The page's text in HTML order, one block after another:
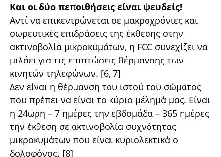
Και οι δύο πεποιθήσεις είναι ψευδείς!
Αντί να επικεντρώνεται σε μακροχρόνιες και
σωρευτικές επιδράσεις της έκθεσης στην
ακτινοβολία μικροκυμάτων, η FCC συνεχίζει να
μιλάει για τις επιπτώσεις θέρμανσης των
κινητών τηλεφώνων. [6, 7]
Δεν είναι η θέρμανση του ιστού του σώματος
που πρέπει να είναι το κύριο μέλημά μας. Είναι
η 24ωρη – 7 ημέρες την εβδομάδα – 365 ημέρες
την έκθεση σε ακτινοβολία συχνότητας
μικροκυμάτων που είναι κυριολεκτικά ο
δολοφόνος. [8]